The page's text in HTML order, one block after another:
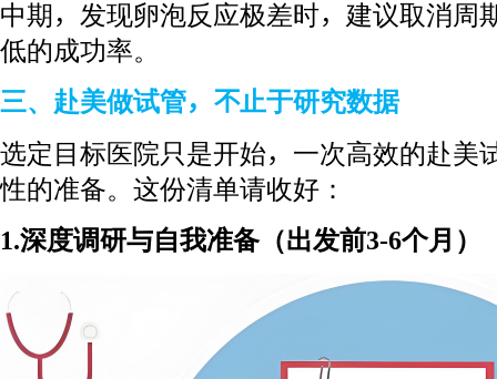
中期，发现卵泡反应极差时，建议取消周
低的成功率。
三、赴美做试管，不止于研究数据
选定目标医院只是开始，一次高效的赴美
性的准备。这份清单请收好：
1.深度调研与自我准备（出发前3-6个月）